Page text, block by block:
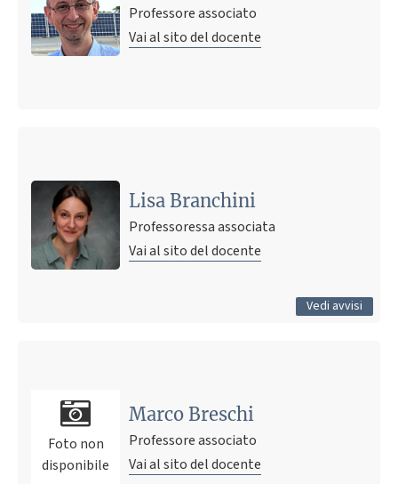
Professore associato
Vai al sito del docente
Lisa Branchini
Professoressa associata
Vai al sito del docente
Vedi avvisi
30 marzo 2022 09:49
Tutti gli avvisi
Foto non
disponibile
Marco Breschi
Professore associato
Vai al sito del docente